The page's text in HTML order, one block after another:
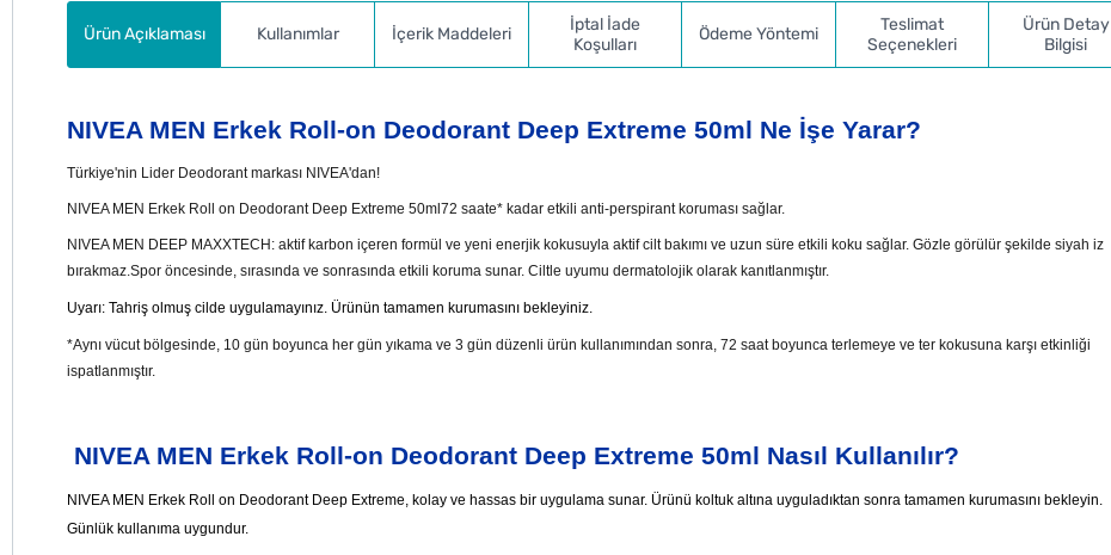
Ürün Açıklaması Kullanımlar İçerik Maddeleri
İptal İade
Koşulları
Ödeme Yöntemi
Teslimat
Seçenekleri
Ürün Detay
Bilgisi
NIVEA MEN Erkek Roll-on Deodorant Deep Extreme 50ml Ne İşe Yarar?
Türkiye'nin Lider Deodorant markası NIVEA'dan!
NIVEA MEN Erkek Roll on Deodorant Deep Extreme 50ml72 saate* kadar etkili anti-perspirant koruması sağlar.
NIVEA MEN DEEP MAXXTECH: aktif karbon içeren formül ve yeni enerjik kokusuyla aktif cilt bakımı ve uzun süre etkili koku sağlar. Gözle görülür şekilde siyah iz
bırakmaz.Spor öncesinde, sırasında ve sonrasında etkili koruma sunar. Ciltle uyumu dermatolojik olarak kanıtlanmıştır.
Uyarı: Tahriş olmuş cilde uygulamayınız. Ürünün tamamen kurumasını bekleyiniz.
*Aynı vücut bölgesinde, 10 gün boyunca her gün yıkama ve 3 gün düzenli ürün kullanımından sonra, 72 saat boyunca terlemeye ve ter kokusuna karşı etkinliği
ispatlanmıştır.
NIVEA MEN Erkek Roll-on Deodorant Deep Extreme 50ml Nasıl Kullanılır?
NIVEA MEN Erkek Roll on Deodorant Deep Extreme, kolay ve hassas bir uygulama sunar. Ürünü koltuk altına uyguladıktan sonra tamamen kurumasını bekleyin.
Günlük kullanıma uygundur.